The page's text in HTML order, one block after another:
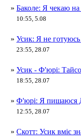
» Баколе: Я чекаю
10:55, 5.08
» Усик: Я не
23:55, 28.07
» Усик - Ф'юрі:
18:55, 28.07
» Ф'юрі: Я пишаюся
12:55, 28.07
» Скотт: Усик вміє